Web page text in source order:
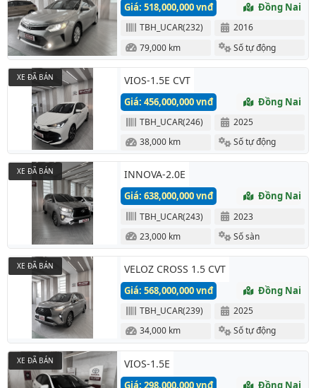
Giá: 518,000,000 vnđ Đồng Nai
TBH_UCAR(232)
2016
79,000 km
Số tự động
VIOS-1.5E CVT
Giá: 456,000,000 vnđ Đồng Nai
TBH_UCAR(246)
2025
38,000 km
Số tự động
XE ĐÃ BÁN
INNOVA-2.0E
Giá: 638,000,000 vnđ Đồng Nai
TBH_UCAR(243)
2023
23,000 km
Số sàn
XE ĐÃ BÁN
VELOZ CROSS 1.5 CVT
Giá: 568,000,000 vnđ Đồng Nai
TBH_UCAR(239)
2025
34,000 km
Số tự động
XE ĐÃ BÁN
VIOS-1.5E
Giá: 298,000,000 vnđ Đồng Nai
XE ĐÃ BÁN